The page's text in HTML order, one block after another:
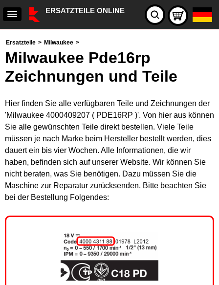
ERSATZTEILE ONLINE
Ersatzteile > Milwaukee >
Milwaukee Pde16rp
Zeichnungen und Teile
Hier finden Sie alle verfügbaren Teile und Zeichnungen der
'Milwaukee 4000409207 ( PDE16RP )'. Von hier aus können
Sie alle gewünschten Teile direkt bestellen. Viele Teile
müssen je nach Marke beim Hersteller bestellt werden, dies
dauert ein bis vier Wochen. Alle Informationen, die wir
haben, befinden sich auf unserer Website. Wir können Sie
nicht beraten, was Sie benötigen. Dazu müssen Sie die
Maschine zur Reparatur zurücksenden. Bitte beachten Sie
bei der Bestellung Folgendes: